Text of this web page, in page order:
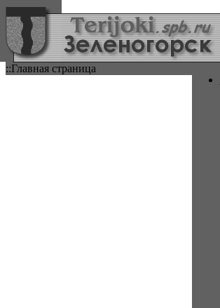
::Главная страница